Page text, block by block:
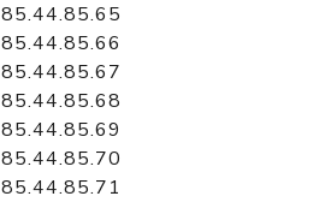
85.44.85.65
85.44.85.66
85.44.85.67
85.44.85.68
85.44.85.69
85.44.85.70
85.44.85.71